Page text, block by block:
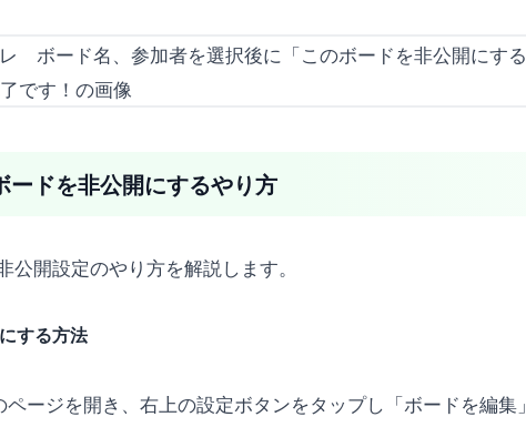
ードを非公開にするやり方
公開設定のやり方を解説します。
する方法
ージを開き、右上の設定ボタンをタップし「ボードを編集